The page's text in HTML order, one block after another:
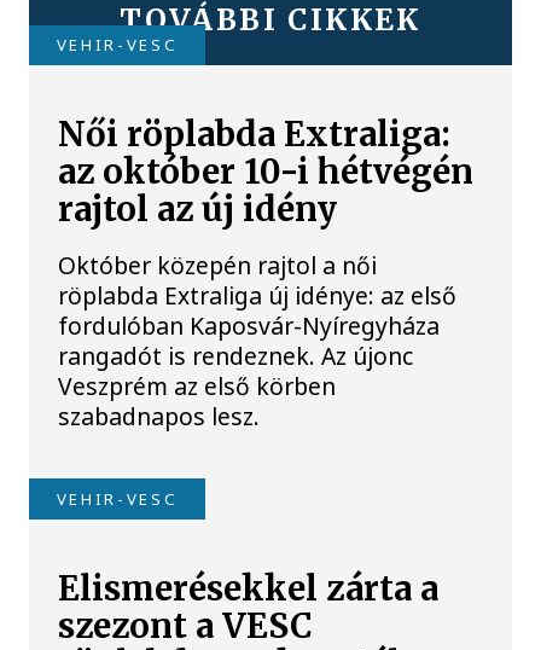
TOVÁBBI CIKKEK
VEHIR-VESC
Női röplabda Extraliga:
az október 10-i hétvégén
rajtol az új idény
Október közepén rajtol a női
röplabda Extraliga új idénye: az első
fordulóban Kaposvár-Nyíregyháza
rangadót is rendeznek. Az újonc
Veszprém az első körben
szabadnapos lesz.
VEHIR-VESC
Elismerésekkel zárta a
szezont a VESC